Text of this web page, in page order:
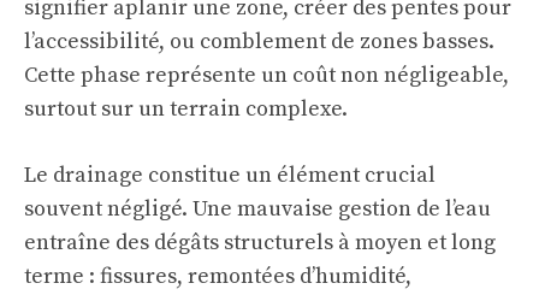
signifier aplanir une zone, créer des pentes pour
l’accessibilité, ou comblement de zones basses.
Cette phase représente un coût non négligeable,
surtout sur un terrain complexe.
Le drainage constitue un élément crucial
souvent négligé. Une mauvaise gestion de l’eau
entraîne des dégâts structurels à moyen et long
terme : fissures, remontées d’humidité,